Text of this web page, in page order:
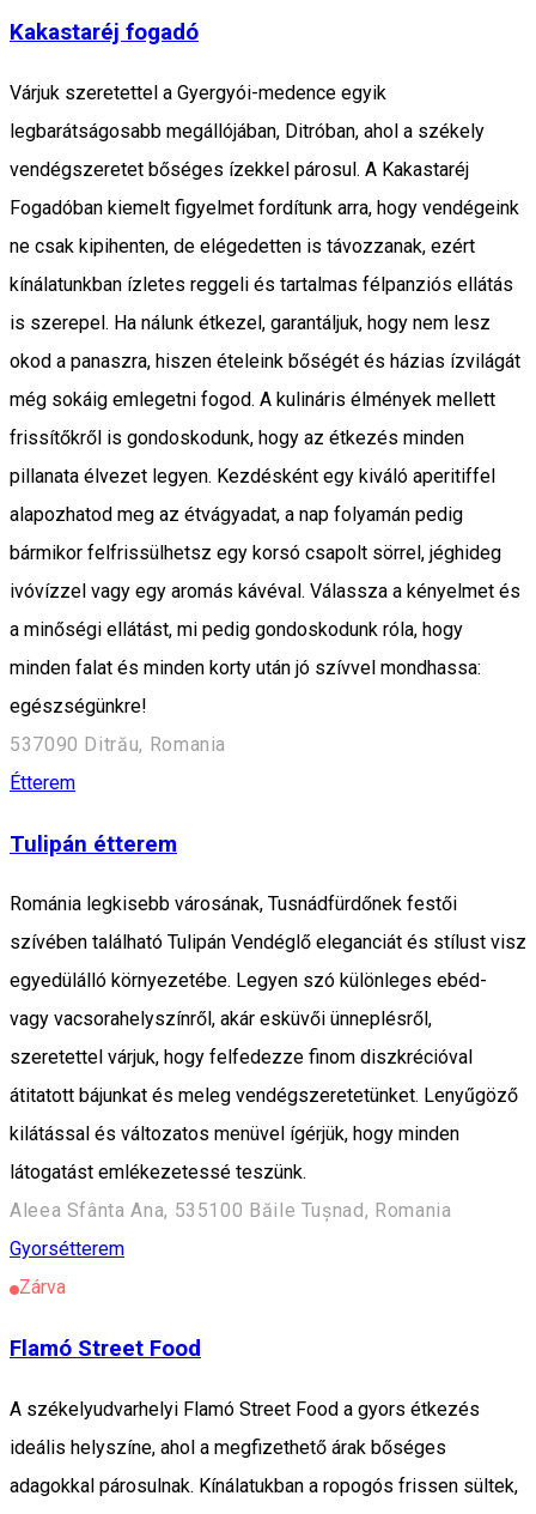
Kakastaréj fogadó
Várjuk szeretettel a Gyergyói-medence egyik
legbarátságosabb megállójában, Ditróban, ahol a székely
vendégszeretet bőséges ízekkel párosul. A Kakastaréj
Fogadóban kiemelt figyelmet fordítunk arra, hogy vendégeink
ne csak kipihenten, de elégedetten is távozzanak, ezért
kínálatunkban ízletes reggeli és tartalmas félpanziós ellátás
is szerepel. Ha nálunk étkezel, garantáljuk, hogy nem lesz
okod a panaszra, hiszen ételeink bőségét és házias ízvilágát
még sokáig emlegetni fogod. A kulináris élmények mellett
frissítőkről is gondoskodunk, hogy az étkezés minden
pillanata élvezet legyen. Kezdésként egy kiváló aperitiffel
alapozhatod meg az étvágyadat, a nap folyamán pedig
bármikor felfrissülhetsz egy korsó csapolt sörrel, jéghideg
ivóvízzel vagy egy aromás kávéval. Válassza a kényelmet és
a minőségi ellátást, mi pedig gondoskodunk róla, hogy
minden falat és minden korty után jó szívvel mondhassa:
egészségünkre!
537090 Ditrău, Romania
Étterem
Tulipán étterem
Románia legkisebb városának, Tusnádfürdőnek festői
szívében található Tulipán Vendéglő eleganciát és stílust visz
egyedülálló környezetébe. Legyen szó különleges ebéd-
vagy vacsorahelyszínről, akár esküvői ünneplésről,
szeretettel várjuk, hogy felfedezze finom diszkrécióval
átitatott bájunkat és meleg vendégszeretetünket. Lenyűgöző
kilátással és változatos menüvel ígérjük, hogy minden
látogatást emlékezetessé teszünk.
Aleea Sfânta Ana, 535100 Băile Tușnad, Romania
Gyorsétterem
Zárva
Flamó Street Food
A székelyudvarhelyi Flamó Street Food a gyors étkezés
ideális helyszíne, ahol a megfizethető árak bőséges
adagokkal párosulnak. Kínálatukban a ropogós frissen sültek,